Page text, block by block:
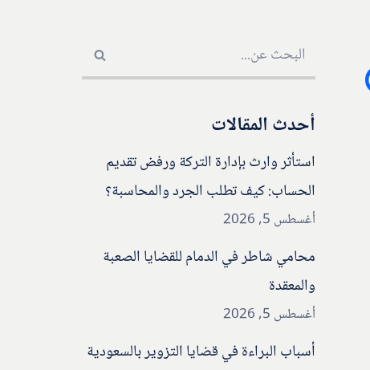
أحدث المقالات
استأثر وارث بإدارة التركة ورفض تقديم
الحساب: كيف تطلب الجرد والمحاسبة؟
أغسطس 5, 2026
محامي شاطر في الدمام للقضايا الصعبة
والمعقدة
أغسطس 5, 2026
أسباب البراءة في قضايا التزوير بالسعودية